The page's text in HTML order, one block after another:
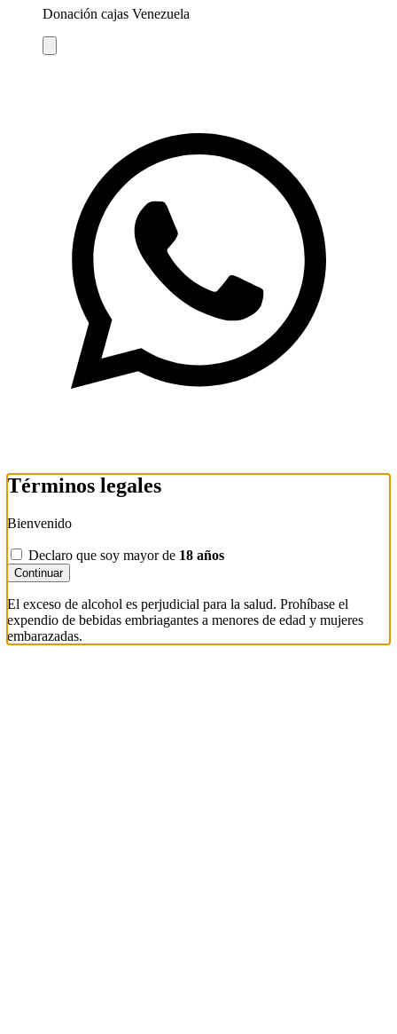
Donación cajas Venezuela
Términos legales
Bienvenido
Declaro que soy mayor de 18 años
Continuar
El exceso de alcohol es perjudicial para la salud. Prohíbase el
expendio de bebidas embriagantes a menores de edad y mujeres
embarazadas.